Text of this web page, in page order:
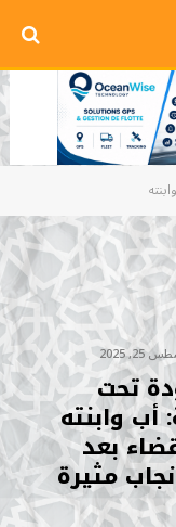
2025
تحت
أب وابنته
بعد
مثيرة